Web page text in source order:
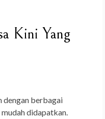
Kini Yang
dengan berbagai
didapatkan.